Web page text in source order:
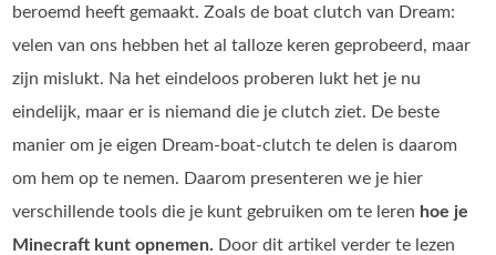
beroemd heeft gemaakt. Zoals de boat clutch van Dream:
velen van ons hebben het al talloze keren geprobeerd, maar
zijn mislukt. Na het eindeloos proberen lukt het je nu
eindelijk, maar er is niemand die je clutch ziet. De beste
manier om je eigen Dream‑boat‑clutch te delen is daarom
om hem op te nemen. Daarom presenteren we je hier
verschillende tools die je kunt gebruiken om te leren hoe je
Minecraft kunt opnemen. Door dit artikel verder te lezen